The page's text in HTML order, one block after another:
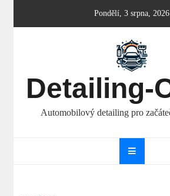
Pondělí, 3 srpna, 2026
Detailing-
Automobilový detailing pro